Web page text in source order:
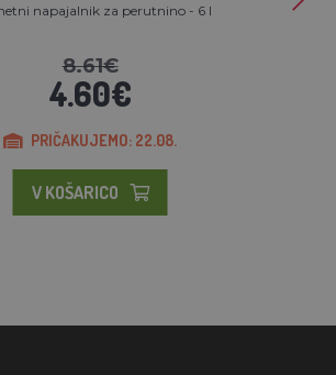
napajalnik za perutnino - 6 l
8.61€
4.60€
PRIČAKUJEMO: 22.08.
V KOŠARICO